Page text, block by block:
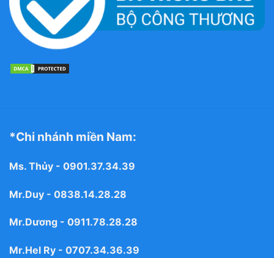
*Chi nhánh miền Nam:
Ms. Thủy - 0901.37.34.39
Mr.Duy - 0838.14.28.28
Mr.Dương - 0911.78.28.28
Mr.Hel Ry - 0707.34.36.39